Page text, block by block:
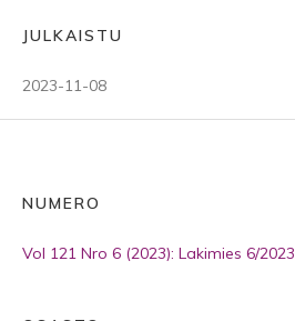
JULKAISTU
2023-11-08
NUMERO
Vol 121 Nro 6 (2023): Lakimies 6/2023